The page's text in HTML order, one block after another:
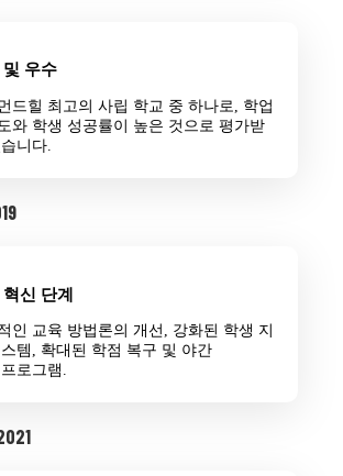
및 우수
드힐 최고의 사립 학교 중 하나로, 학업
와 학생 성공률이 높은 것으로 평가받
니다.
신 단계
인 교육 방법론의 개선, 강화된 학생 지
템, 확대된 학점 복구 및 야간
로그램.